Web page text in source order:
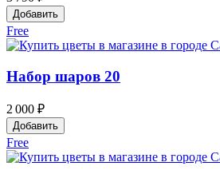
Добавить
Free
Набор шаров 20
2 000 ₽
Добавить
Free